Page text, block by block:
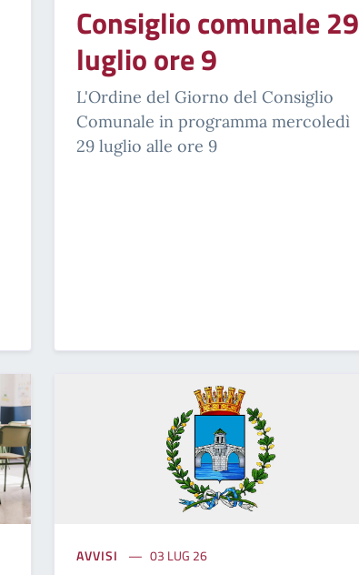
Consiglio comunale 29
luglio ore 9
L'Ordine del Giorno del Consiglio
Comunale in programma mercoledì
29 luglio alle ore 9
AVVISI 03 LUG 26